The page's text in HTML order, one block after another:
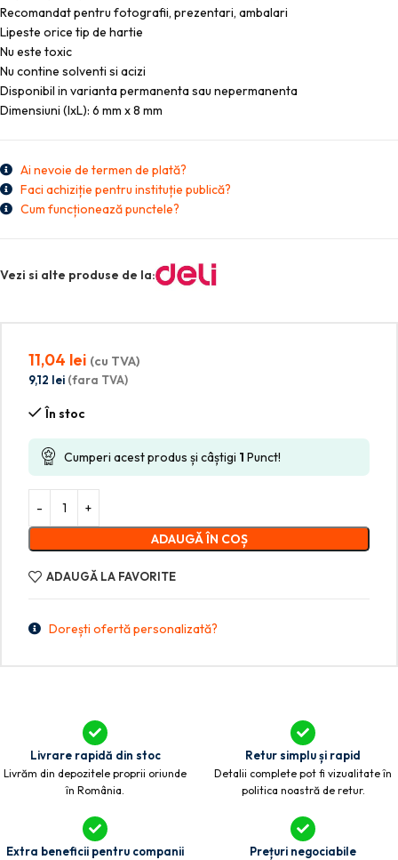
Recomandat pentru fotografii, prezentari, ambalari
Lipeste orice tip de hartie
Nu este toxic
Nu contine solventi si acizi
Disponibil in varianta permanenta sau nepermanenta
Dimensiuni (lxL): 6 mm x 8 mm
Ai nevoie de termen de plată?
Faci achiziție pentru instituție publică?
Cum funcționează punctele?
Vezi si alte produse de la:
11,04 lei (cu TVA)
9,12 lei (fara TVA)
În stoc
Cumperi acest produs și câștigi 1 Punct!
ADAUGĂ ÎN COȘ
ADAUGĂ LA FAVORITE
Dorești ofertă personalizată?
Livrare rapidă din stoc
Livrăm din depozitele proprii oriunde
în România.
Retur simplu și rapid
Detalii complete pot fi vizualitate în
politica noastră de retur.
Extra beneficii pentru companii Prețuri negociabile